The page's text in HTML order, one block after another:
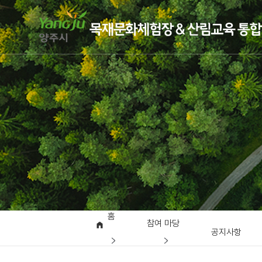
홈
참여 마당
공지사항